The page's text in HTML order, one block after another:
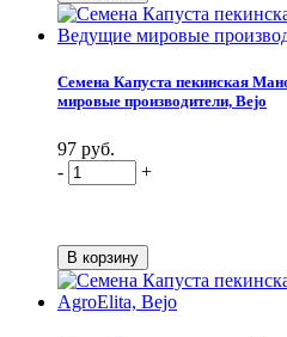
Семена Капуста пекинская
мировые производители, Bejo
97 руб.
-
+